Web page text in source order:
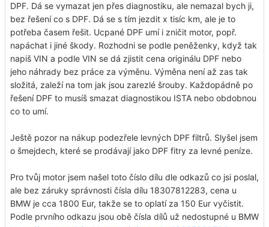
DPF. Dá se vymazat jen přes diagnostiku, ale nemazal bych ji,
bez řešení co s DPF. Dá se s tím jezdit x tisíc km, ale je to
potřeba časem řešit. Ucpané DPF umí i zničit motor, popř.
napáchat i jiné škody. Rozhodni se podle peněženky, když tak
napiš VIN a podle VIN se dá zjistit cena originálu DPF nebo
jeho náhrady bez práce za výměnu. Výměna není až zas tak
složitá, zaleží na tom jak jsou zarezlé šrouby. Každopádně po
řešení DPF to musíš smazat diagnostikou ISTA nebo obdobnou
co to umí.
Ještě pozor na nákup podezřele levných DPF filtrů. Slyšel jsem
o šmejdech, které se prodávají jako DPF fitry za levné peníze.
Pro tvůj motor jsem našel toto číslo dílu dle odkazů co jsi poslal,
ale bez záruky správnosti čísla dílu 18307812283, cena u
BMW je cca 1800 Eur, takže se to oplatí za 150 Eur vyčistit.
Podle prvního odkazu jsou obě čísla dílů už nedostupné u BMW